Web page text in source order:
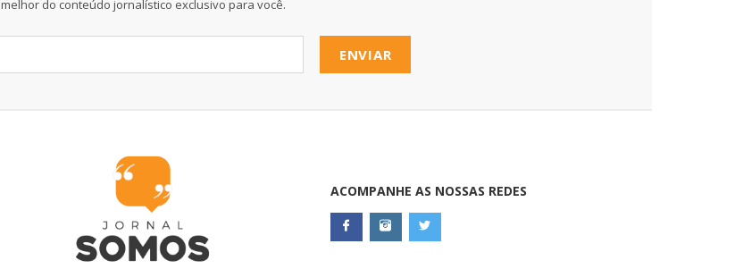
melhor do conteúdo jornalístico exclusivo para você.
ENVIAR
ACOMPANHE AS NOSSAS REDES